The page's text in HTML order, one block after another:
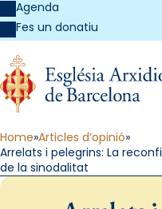
Agenda
Fes un donatiu
Home Articles d’opinió
Arrelats i pelegrins: La
de la sinodalitat